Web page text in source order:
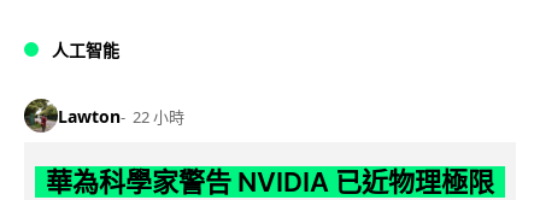
人工智能
Lawton 22 小時
華為科學家警告 NVIDIA 已近物理極限